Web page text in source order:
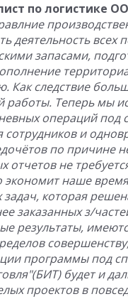
по логистике
деятельность
запасами,
Как следствие
Теперь мы
операций под
и
по причине
отчетов не
экономит наше
которая
заказанных з/
результаты,
программы под
будет и
проектов в